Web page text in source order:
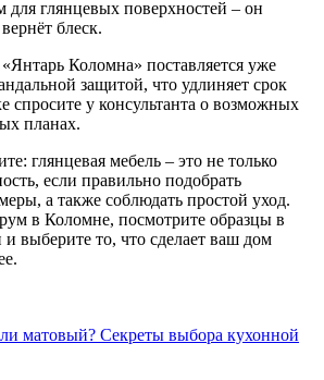
глянцевых поверхностей – он
блеск.
Коломна» поставляется уже
защитой, что удлиняет срок
у консультанта о возможных
планах.
глянцевая мебель – это не только
если правильно подобрать
а также соблюдать простой уход.
в Коломне, посмотрите образцы в
выберите то, что сделает ваш дом
матовый? Секреты выбора кухонной